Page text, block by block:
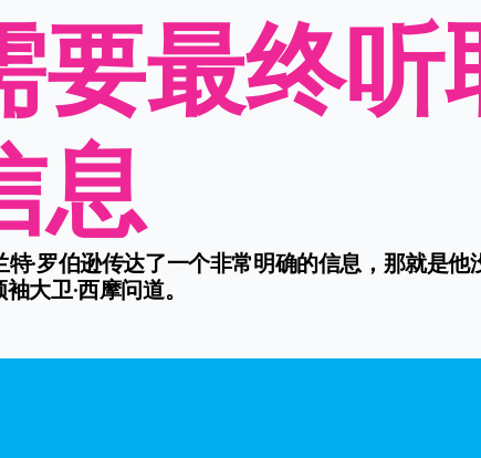
要最终听
息
·罗伯逊传达了一个非常明确的信息，那就是他
大卫·西摩问道。